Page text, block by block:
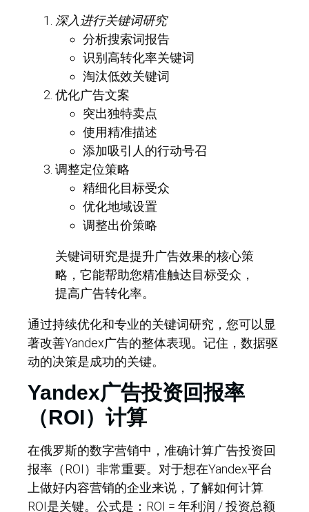
深入进行关键词研究
分析搜索词报告
识别高转化率关键词
淘汰低效关键词
优化广告文案
突出独特卖点
使用精准描述
添加吸引人的行动号召
调整定位策略
精细化目标受众
优化地域设置
调整出价策略
关键词研究是提升广告效果的核心策
略，它能帮助您精准触达目标受众，
提高广告转化率。
通过持续优化和专业的关键词研究，您可以显
著改善Yandex广告的整体表现。记住，数据驱
动的决策是成功的关键。
Yandex广告投资回报率
（ROI）计算
在俄罗斯的数字营销中，准确计算广告投资回
报率（ROI）非常重要。对于想在Yandex平台
上做好内容营销的企业来说，了解如何计算
ROI是关键。公式是：ROI = 年利润 / 投资总额